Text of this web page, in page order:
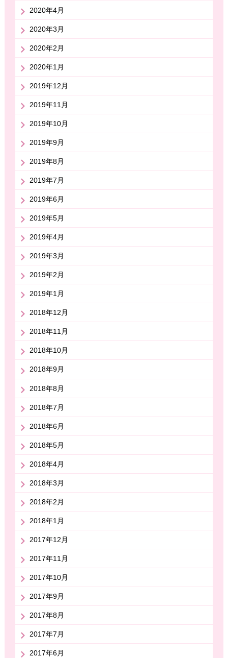
2020年4月
2020年3月
2020年2月
2020年1月
2019年12月
2019年11月
2019年10月
2019年9月
2019年8月
2019年7月
2019年6月
2019年5月
2019年4月
2019年3月
2019年2月
2019年1月
2018年12月
2018年11月
2018年10月
2018年9月
2018年8月
2018年7月
2018年6月
2018年5月
2018年4月
2018年3月
2018年2月
2018年1月
2017年12月
2017年11月
2017年10月
2017年9月
2017年8月
2017年7月
2017年6月